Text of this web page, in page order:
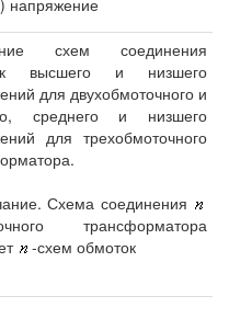
напряжение
схем соединения
высшего и низшего
для двухобмоточного и
среднего и низшего
для трехобмоточного
Схема соединения
трансформатора
-схем обмоток